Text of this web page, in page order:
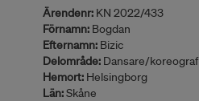
Ärendenr: KN 2022/433
Förnamn: Bogdan
Efternamn: Bizic
Delområde: Dansare/koreograf
Hemort: Helsingborg
Län:Skåne